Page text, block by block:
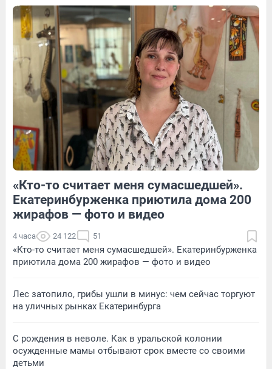
Обсудить
1 27 Обсудить
Обсудить
«Кто-то считает меня сумасшедшей».
Екатеринбурженка приютила дома 200
жирафов — фото и видео
4 часа 24 122 51
«Кто-то считает меня сумасшедшей». Екатеринбурженка
приютила дома 200 жирафов — фото и видео
Лес затопило, грибы ушли в минус: чем сейчас торгуют
на уличных рынках Екатеринбурга
С рождения в неволе. Как в уральской колонии
осужденные мамы отбывают срок вместе со своими
детьми